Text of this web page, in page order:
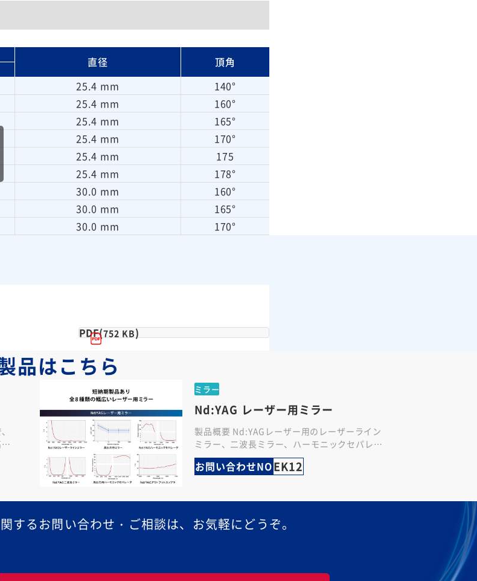
直径 頂角
25.4 mm
140°
25.4 mm
160°
25.4 mm
165°
25.4 mm
170°
25.4 mm
175
25.4 mm
178°
30.0 mm
160°
30.0 mm
165°
30.0 mm 170°
PDF(752 KB)
品はこちら
ミラー
Nd:YAG レーザー用ミラー
製品概要 Nd:YAGレーザー用のレーザーライン
ミラー、二波長ミラー、ハーモニックセパレー
タ、アウトプットカップラ、リアミラー、ビー
ムスプリッタなど、幅広いレー…
お問い合わせNOEK12
するお問い合わせ・ご相談は、お気軽にどうぞ。